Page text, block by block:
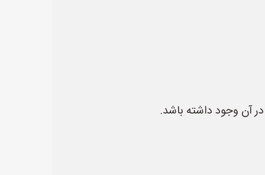
آن وجود داشته باشد.